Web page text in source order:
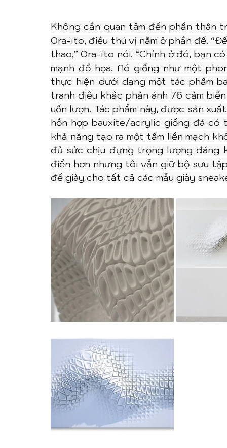
Không cần quan tâm đến phần thân
Ora-ïto, điều thú vị nằm ở phần đế.
thao,” Ora-ïto nói. “Chính ở đó, bạn
mạnh đồ họa. Nó giống như một
thực hiện dưới dạng một tác phẩm
tranh điêu khắc phản ánh 76 cảm
uốn lượn. Tác phẩm này, được sản
hỗn hợp bauxite/acrylic giống đá
khả năng tạo ra một tấm liền mạch
đủ sức chịu đựng trọng lượng đáng
điển hơn nhưng tôi vẫn giữ bộ sưu
đế giày cho tất cả các mẫu giày